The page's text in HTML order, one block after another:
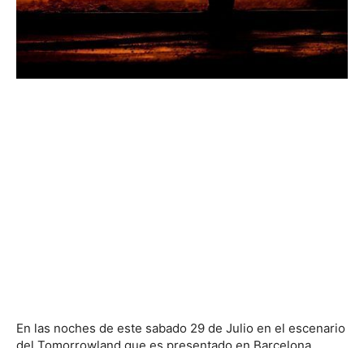
En las noches de este sabado 29 de Julio en el escenario